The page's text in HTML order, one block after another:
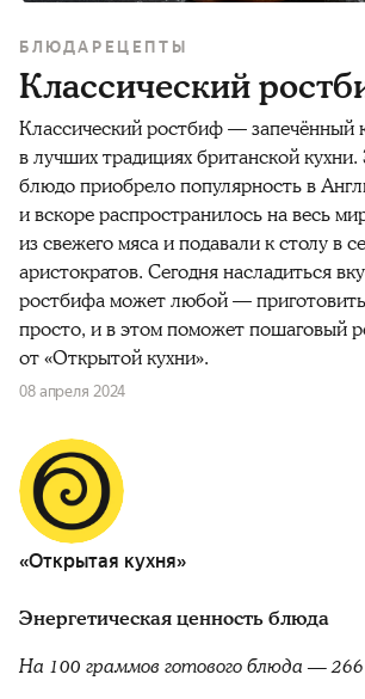
БЛЮДА РЕЦЕПТЫ
Классический
Классический ростбиф — запечённый
в лучших традициях британской
блюдо приобрело популярность в
и вскоре распространилось на весь
из свежего мяса и подавали к столу в
аристократов. Сегодня насладиться
ростбифа может любой — приготовить
просто, и в этом поможет пошаговый
от «Открытой кухни».
08 апреля 2024
«Открытая кухня»
Энергетическая ценность блюда
На 100 граммов готового блюда —